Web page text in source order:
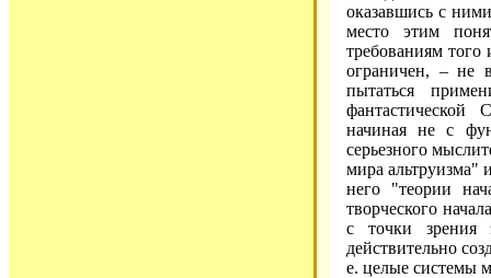
оказавшись с
место этим
требованиям того
ограничен, – не
пытаться
фантастической
начиная не с
серьезного
мира альтруизма"
него "теории
творческого
с точки
действительно
е. целые системы